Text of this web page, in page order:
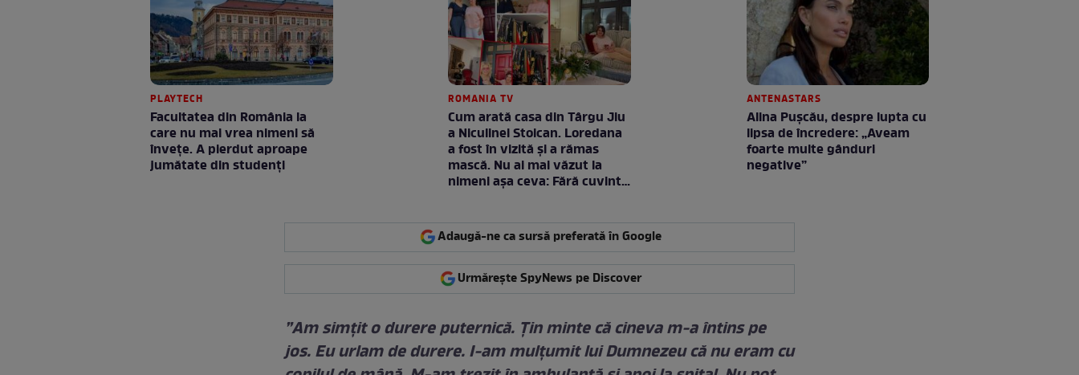
PLAYTECH
Facultatea din România la
care nu mai vrea nimeni să
înveţe. A pierdut aproape
jumătate din studenţi
ROMANIA TV
Cum arată casa din Târgu Jiu
a Niculinei Stoican. Loredana
a fost în vizită și a rămas
mască. Nu ai mai văzut la
nimeni așa ceva: Fără cuvinte
ANTENASTARS
Alina Pușcău, despre lupta cu
lipsa de încredere: „Aveam
foarte multe gânduri
negative”
Adaugă-ne ca sursă preferată în Google
Urmărește SpyNews pe Discover
”Am simțit o durere puternică. Țin minte că cineva m-a întins pe
jos. Eu urlam de durere. I-am mulțumit lui Dumnezeu că nu eram cu